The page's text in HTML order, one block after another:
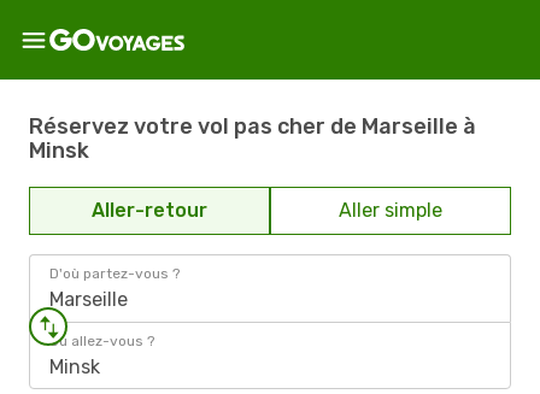
Réservez votre vol pas cher de Marseille à
Minsk
Aller-retour Aller simple
D'où partez-vous ?
Marseille
Où allez-vous ?
Minsk